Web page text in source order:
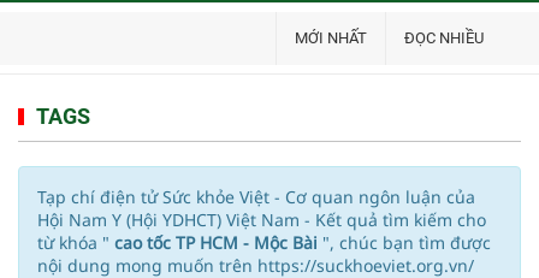
MỚI NHẤT ĐỌC NHIỀU
TAGS
Tạp chí điện tử Sức khỏe Việt - Cơ quan ngôn luận của
Hội Nam Y (Hội YDHCT) Việt Nam - Kết quả tìm kiếm cho
từ khóa " cao tốc TP HCM - Mộc Bài ", chúc bạn tìm được
nội dung mong muốn trên https://suckhoeviet.org.vn/